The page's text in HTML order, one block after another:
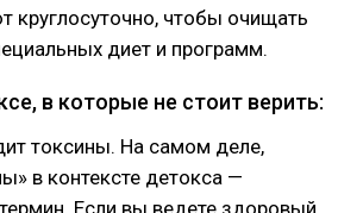
круглосуточно, чтобы очищать
диет и программ.
в которые не стоит верить:
токсины. На самом деле,
в контексте детокса —
Если вы ведете здоровый